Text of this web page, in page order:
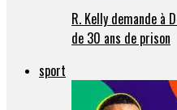
R. Kelly demande à
de 30 ans de prison
sport